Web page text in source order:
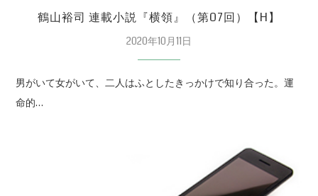
鶴山裕司 連載小説『横領』（第07回）【H】
2020年10月11日
男がいて女がいて、二人はふとしたきっかけで知り合った。運
命的…